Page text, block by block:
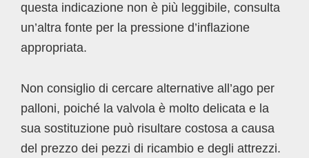
questa indicazione non è più leggibile, consulta
un’altra fonte per la pressione d’inflazione
appropriata.
Non consiglio di cercare alternative all’ago per
palloni, poiché la valvola è molto delicata e la
sua sostituzione può risultare costosa a causa
del prezzo dei pezzi di ricambio e degli attrezzi.